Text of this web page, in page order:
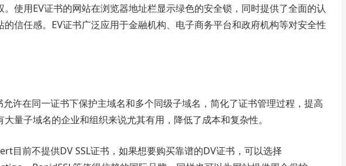
使用EV证书的网站在浏览器地址栏显示绿色的安全锁，同时提供了全面的认
信任感。EV证书广泛应用于金融机构、电子商务平台和政府机构等对安全性
许在同一证书下保护主域名和多个同级子域名，简化了证书管理过程，提高
量子域名的企业和组织来说尤其有用，降低了成本和复杂性。
目前不提供DV SSL证书，如果想要购买靠谱的DV证书，可以选择